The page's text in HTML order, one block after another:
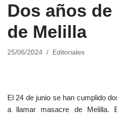
Dos años
de Melilla
25/06/2024 Editoriales
El 24 de junio se han cumplido
a llamar masacre de Melilla.